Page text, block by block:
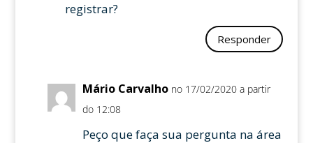
registrar?
Responder
Mário Carvalho no 17/02/2020 a partir
do 12:08
Peço que faça sua pergunta na área